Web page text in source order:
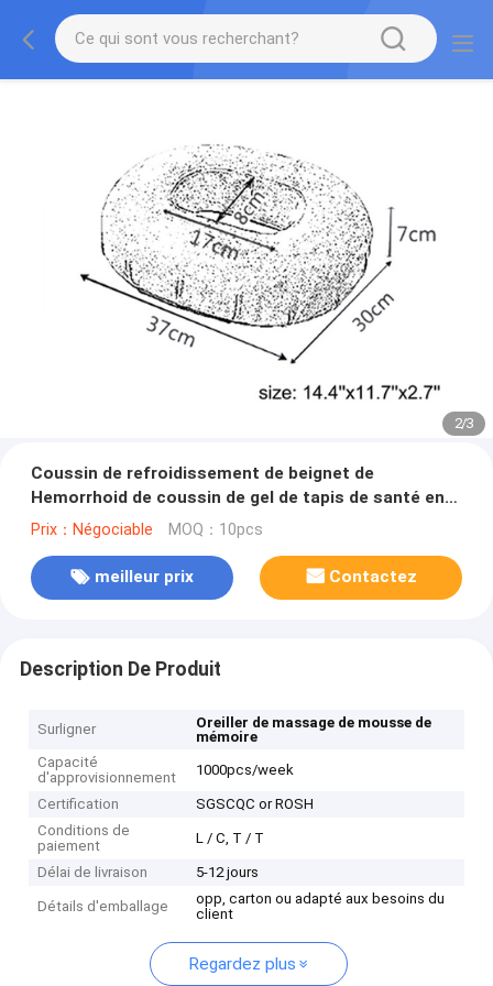
2/3
Coussin de refroidissement de beignet de
Hemorrhoid de coussin de gel de tapis de santé en
soie de glace
Prix：Négociable MOQ：10pcs
meilleur prix Contactez
Description De Produit
Surligner
Oreiller de massage de mousse de
mémoire
Capacité
d'approvisionnement
1000pcs/week
Certification
SGSCQC or ROSH
Conditions de
paiement
L / C, T / T
Délai de livraison 5-12 jours
Détails d'emballage
opp, carton ou adapté aux besoins du
client
Regardez plus